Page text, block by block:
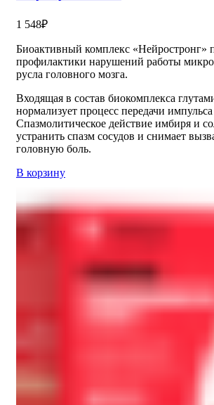
1 548₽
Биоактивный комплекс «Нейростронг»
профилактики нарушений работы
русла головного мозга.
Входящая в состав биокомплекса
нормализует процесс передачи
Спазмолитическое действие имбиря и
устранить спазм сосудов и снимает
головную боль.
В корзину